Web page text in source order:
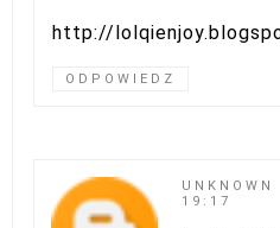
http://
ODPOWIEDZ
UNKNOWN
19:17